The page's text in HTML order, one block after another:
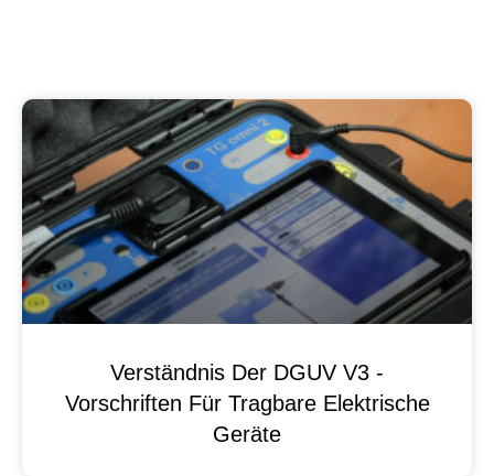
Verständnis Der DGUV V3 -
Vorschriften Für Tragbare Elektrische
Geräte